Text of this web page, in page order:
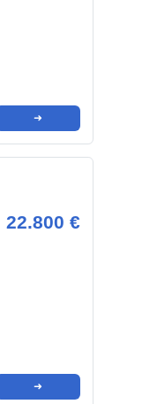
➜
22.800 €
➜